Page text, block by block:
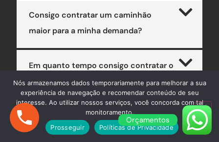
Consigo contratar um caminhão
maior para a minha demanda?
Em quanto tempo consigo contratar o
serviço?
Orçamentos
Nós armazenamos dados temporariamente para melhorar a sua
experiência de navegação e recomendar conteúdo de seu
interesse. Ao utilizar nossos serviços, você concorda com tal
monitoramento.
Prosseguir
Políticas de Privacidade